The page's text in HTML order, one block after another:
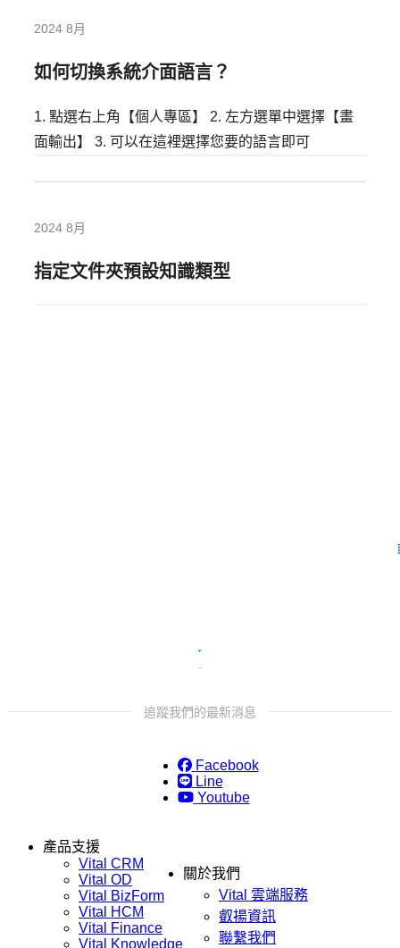
2024 8月
如何切換系統介面語言？
1. 點選右上角【個人專區】 2. 左方選單中選擇【畫
面輸出】 3. 可以在這裡選擇您要的語言即可
2024 8月
指定文件夾預設知識類型
追蹤我們的最新消息
Facebook
Line
Youtube
產品支援
Vital CRM
Vital OD
Vital BizForm
Vital HCM
Vital Finance
Vital Knowledge
關於我們
Vital 雲端服務
叡揚資訊
聯繫我們